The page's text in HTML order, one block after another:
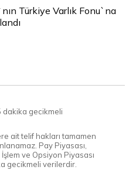
Türkiye Varlık Fonu`na
dakika gecikmeli
ait telif hakları tamamen
Pay Piyasası,
ve Opsiyon Piyasası
gecikmeli verilerdir.